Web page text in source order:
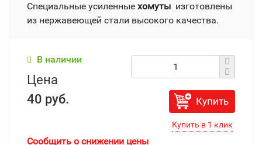
Специальные усиленные хомуты изготовлены
из нержавеющей стали высокого качества.
В наличии
Цена
40 руб.
Купить
Сообщить о снижении цены